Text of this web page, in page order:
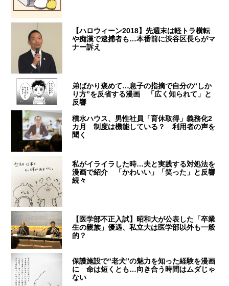
【ハロウィーン2018】先週末は軽トラ横転
や痴漢で逮捕者も…本番前に渋谷区長らがマ
ナー訴え
弟ばかり褒めて…息子の指摘で自分の“しか
り方”を反省する漫画 「広く知られて」と
反響
積水ハウス、男性社員「育休取得」義務化2
カ月 制度は機能している？ 利用者の声を
聞く
私がイライラした時…夫と実践する対処法を
漫画で紹介 「かわいい」「笑った」と反響
続々
【医学部不正入試】昭和大が公表した「卒業
生の親族」優遇、私立大は医学部以外も一般
的？
保護施設で“老犬”の魅力を知った経験を漫画
に 命は短くとも…向き合う時間はムダじゃ
ない